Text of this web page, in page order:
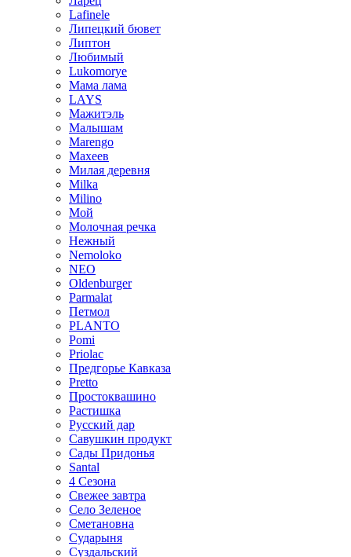
Lafinele
Липецкий бювет
Липтон
Любимый
Lukomorye
Мама лама
LAYS
Мажитэль
Малышам
Marengo
Махеев
Милая деревня
Milka
Milino
Мой
Молочная речка
Нежный
Nemoloko
NEO
Oldenburger
Parmalat
Петмол
PLANTO
Pomi
Priolac
Предгорье Кавказа
Pretto
Простоквашино
Растишка
Русский дар
Савушкин продукт
Сады Придонья
Santal
4 Сезона
Свежее завтра
Село Зеленое
Сметановна
Сударыня
Суздальский